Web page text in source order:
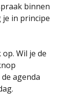
binnen
je in principe
Wil je de
agenda